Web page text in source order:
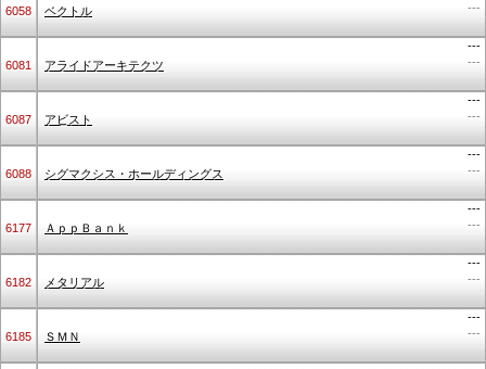
6058 ベクトル
---
6081 アライドアーキテクツ
---
---
6087 アビスト
---
---
6088 シグマクシス・ホールディングス
---
---
6177 ＡｐｐＢａｎｋ
---
---
6182 メタリアル
---
---
6185 ＳＭＮ
---
---